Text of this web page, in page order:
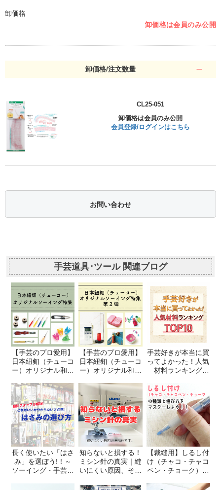
卸価格
卸価格は会員のみ公開
卸価格/注文数量
CL25-051
卸価格は会員のみ公開
会員登録/ログインはこちら
お問い合わせ